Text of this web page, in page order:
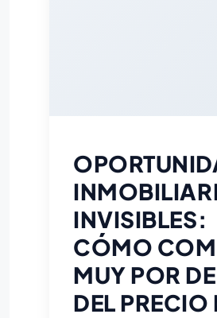
INVISIBLES:
CÓMO
MUY POR
DEL PRECIO